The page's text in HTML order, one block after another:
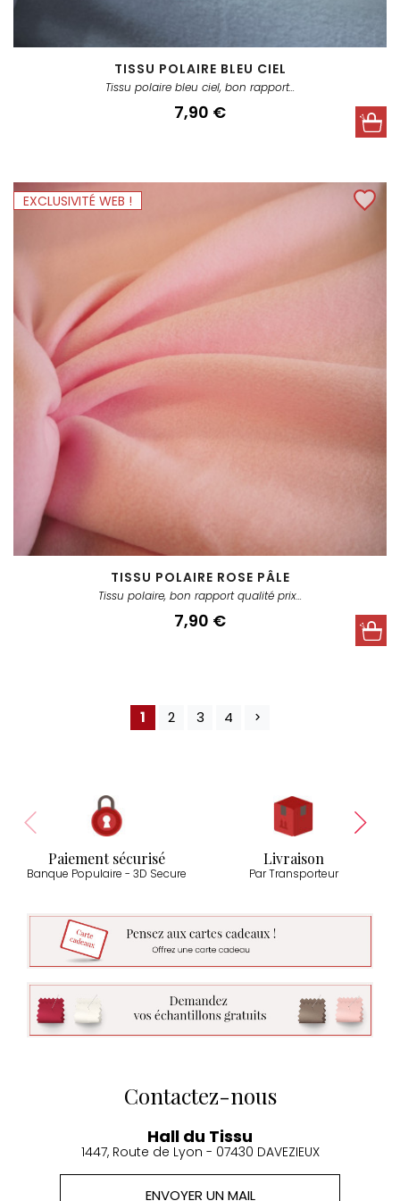
TISSU POLAIRE BLEU CIEL
Tissu polaire bleu ciel, bon rapport...
Prix
7,90 €
EXCLUSIVITÉ WEB !
TISSU POLAIRE ROSE PÂLE
Tissu polaire, bon rapport qualité prix...
Prix
7,90 €
1 2 3 4
Paiement sécurisé
Banque Populaire - 3D Secure
Livraison
Par Transporteur
Contactez-nous
Hall du Tissu
1447, Route de Lyon - 07430 DAVEZIEUX
ENVOYER UN MAIL